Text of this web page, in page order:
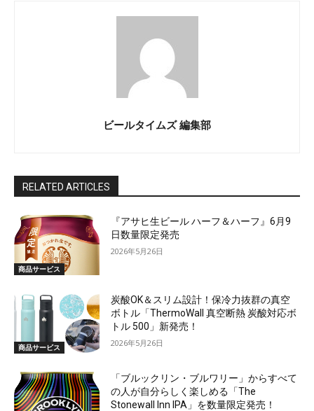
ビールタイムズ 編集部
RELATED ARTICLES
商品サービス
『アサヒ生ビール ハーフ＆ハーフ』6月9
日数量限定発売
2026年5月26日
商品サービス
炭酸OK＆スリム設計！保冷力抜群の真空
ボトル「ThermoWall 真空断熱 炭酸対応ボ
トル 500」新発売！
2026年5月26日
「ブルックリン・ブルワリー」からすべて
の人が自分らしく楽しめる「The
Stonewall Inn IPA」を数量限定発売！